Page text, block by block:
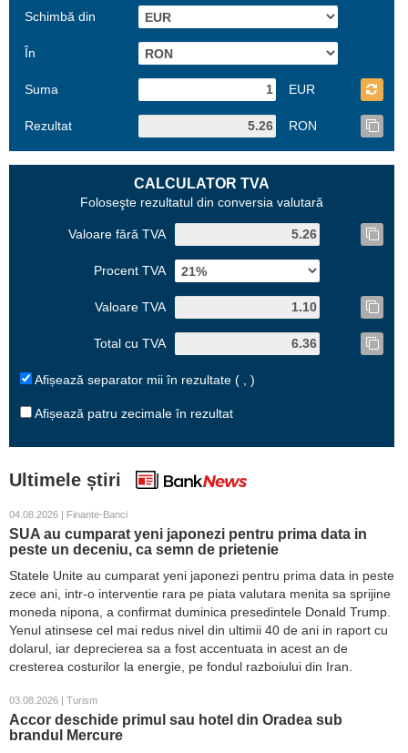
Schimbă din
În
Suma EUR
Rezultat RON
CALCULATOR TVA
Foloseşte rezultatul din conversia valutară
Valoare fără TVA
Procent TVA
Valoare TVA
Total cu TVA
Afișează separator mii în rezultate ( , )
Afișează patru zecimale în rezultat
Ultimele știri
04.08.2026 | Finante-Banci
SUA au cumparat yeni japonezi pentru prima data in
peste un deceniu, ca semn de prietenie
Statele Unite au cumparat yeni japonezi pentru prima data in peste
zece ani, intr-o interventie rara pe piata valutara menita sa sprijine
moneda nipona, a confirmat duminica presedintele Donald Trump.
Yenul atinsese cel mai redus nivel din ultimii 40 de ani in raport cu
dolarul, iar deprecierea sa a fost accentuata in acest an de
cresterea costurilor la energie, pe fondul razboiului din Iran.
03.08.2026 | Turism
Accor deschide primul sau hotel din Oradea sub
brandul Mercure